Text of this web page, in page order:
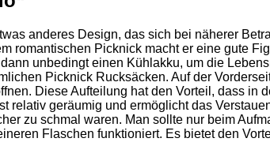
anderes Design, das sich bei näherer
romantischen Picknick macht er eine gute
unbedingt einen Kühlakku, um die
Picknick Rucksäcken. Auf der
Diese Aufteilung hat den Vorteil, dass
relativ geräumig und ermöglicht das
zu schmal waren. Man sollte nur beim
Flaschen funktioniert. Es bietet den